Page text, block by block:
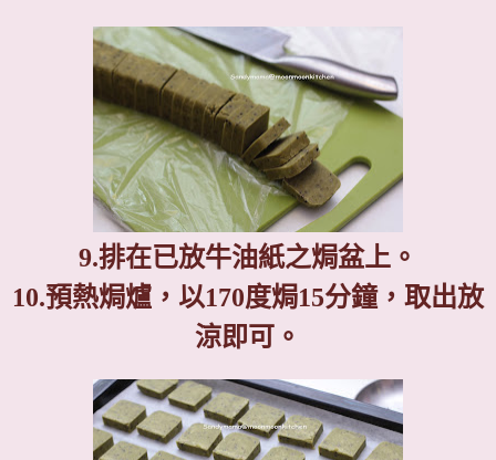
9.排在已放牛油紙之焗盆上。
10.預熱焗爐，以170度焗15分鐘，取出放
涼即可。